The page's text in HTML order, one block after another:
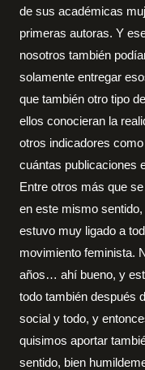
de sus académicas
primeras autoras. Y
nosotros también
solamente entregar
que también otro tipo
ellos conocieran la
otros indicadores
cuántas publicaciones
Entre otros más que
en este mismo
estuvo muy ligado a
movimiento feminista.
años… ahí bueno, y
todo también después
social y todo, y
quisimos aportar
sentido, bien